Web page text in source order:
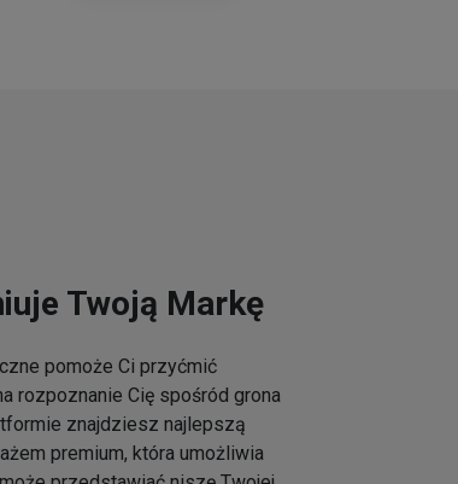
Twoją Markę
pomoże Ci przyćmić
rozpoznanie Cię spośród grona
znajdziesz najlepszą
premium, która umożliwia